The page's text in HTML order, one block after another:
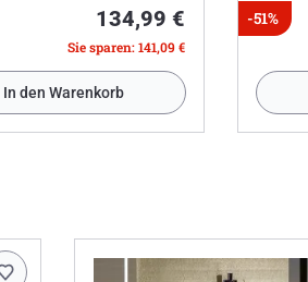
134,99 €
Sie sparen: 141,09 €
In den Warenkorb
-51%